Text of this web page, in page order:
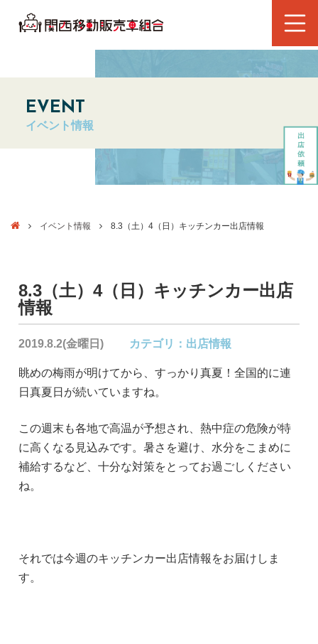
EVENT
イベント情報
イベント情報 8.3（土）4（日）キッチンカー出店情報
8.3（土）4（日）キッチンカー出店
情報
2019.8.2(金曜日) カテゴリ： 出店情報
眺めの梅雨が明けてから、すっかり真夏！全国的に連
日真夏日が続いていますね。
この週末も各地で高温が予想され、熱中症の危険が特
に高くなる見込みです。暑さを避け、水分をこまめに
補給するなど、十分な対策をとってお過ごしください
ね。
それでは今週のキッチンカー出店情報をお届けしま
す。